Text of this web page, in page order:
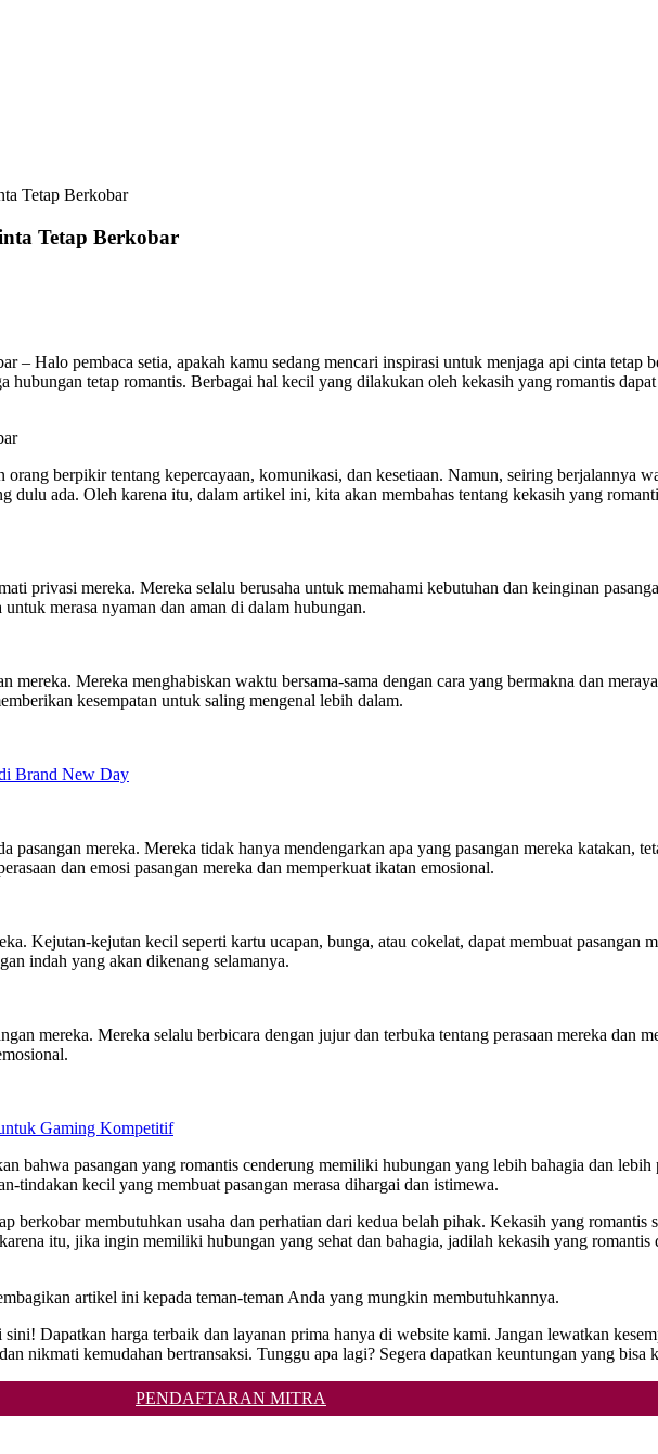
Tetap Berkobar
Tetap Berkobar
Halo pembaca setia, apakah kamu sedang mencari inspirasi untuk menjaga api cinta tetap
hubungan tetap romantis. Berbagai hal kecil yang dilakukan oleh kekasih yang romantis
berpikir tentang kepercayaan, komunikasi, dan kesetiaan. Namun, seiring berjalannya
dulu ada. Oleh karena itu, dalam artikel ini, kita akan membahas tentang kekasih yang
privasi mereka. Mereka selalu berusaha untuk memahami kebutuhan dan keinginan
merasa nyaman dan aman di dalam hubungan.
Mereka menghabiskan waktu bersama-sama dengan cara yang bermakna dan
kesempatan untuk saling mengenal lebih dalam.
Brand New Day
pasangan mereka. Mereka tidak hanya mendengarkan apa yang pasangan mereka katakan,
dan emosi pasangan mereka dan memperkuat ikatan emosional.
Kejutan-kejutan kecil seperti kartu ucapan, bunga, atau cokelat, dapat membuat pasangan
indah yang akan dikenang selamanya.
mereka. Mereka selalu berbicara dengan jujur dan terbuka tentang perasaan mereka dan
Gaming Kompetitif
bahwa pasangan yang romantis cenderung memiliki hubungan yang lebih bahagia dan lebih
tindakan kecil yang membuat pasangan merasa dihargai dan istimewa.
berkobar membutuhkan usaha dan perhatian dari kedua belah pihak. Kekasih yang romantis
itu, jika ingin memiliki hubungan yang sehat dan bahagia, jadilah kekasih yang romantis
artikel ini kepada teman-teman Anda yang mungkin membutuhkannya.
Dapatkan harga terbaik dan layanan prima hanya di website kami. Jangan lewatkan
nikmati kemudahan bertransaksi. Tunggu apa lagi? Segera dapatkan keuntungan yang bisa
PENDAFTARAN MITRA